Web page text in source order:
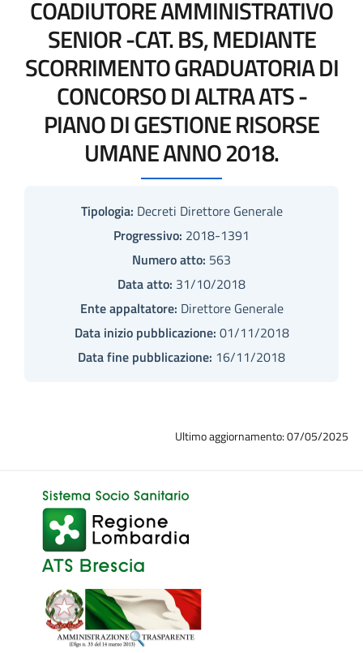
COADIUTORE AMMINISTRATIVO
SENIOR -CAT. BS, MEDIANTE
SCORRIMENTO GRADUATORIA DI
CONCORSO DI ALTRA ATS -
PIANO DI GESTIONE RISORSE
UMANE ANNO 2018.
Tipologia: Decreti Direttore Generale
Progressivo: 2018-1391
Numero atto: 563
Data atto: 31/10/2018
Ente appaltatore: Direttore Generale
Data inizio pubblicazione: 01/11/2018
Data fine pubblicazione: 16/11/2018
Ultimo aggiornamento: 07/05/2025